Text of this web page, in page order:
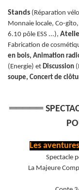
Stands (Réparation
Monnaie locale, Co-
6.10 pôle ESS ...),
Fabrication de
en bois, Animation
(Energie) et Discussion
soupe, Concert de
═════
Les
Spectacle
La Majeure